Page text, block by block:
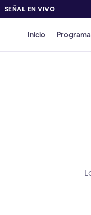
SEÑAL EN VIVO
Inicio